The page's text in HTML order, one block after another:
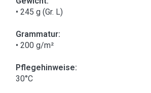
• 245 g (Gr. L)
Grammatur:
• 200 g/m²
Pflegehinweise:
30°C